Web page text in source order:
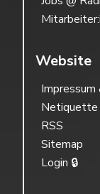
Website
Netiquette
RSS
Sitemap
Login 🔒